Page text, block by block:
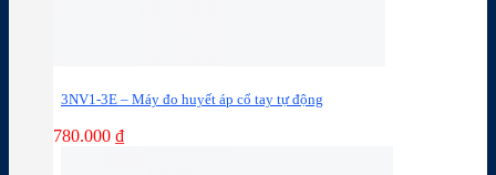
3NV1-3E – Máy đo huyết áp cổ tay tự động
780.000 ₫